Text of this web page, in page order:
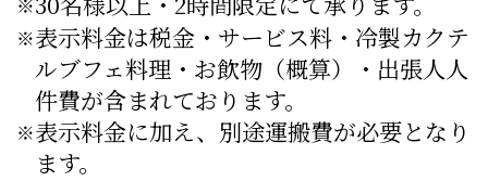
※
※表示料金は税金・サービス料・冷製カクテ
ルブフェ料理・お飲物（概算）・出張人人
件費が含まれております。
※表示料金に加え、別途運搬費が必要となり
ます。